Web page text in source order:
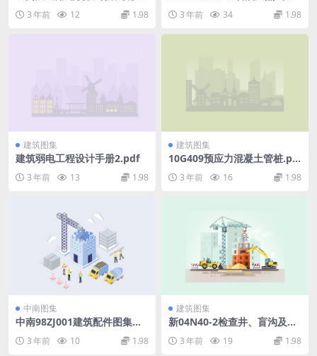
pdf3 年前 12 1.98
田集输管道工程.pdf
3 年前 34 1.98
建筑图集
建筑弱电工程设计手册2.pdf
3 年前 13 1.98
建筑图集
10G409预应力混凝土管桩.pd
3 年前 16 1.98
中南图集
中南98ZJ001建筑配件图集合
3 年前 10 1.98
建筑图集
新04N40-2检查井、盲沟及固
3 年前 19 1.98